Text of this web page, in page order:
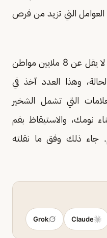
العوامل التي تزيد من فرص
وأكد الطبيب جارلي أن هناك ما لا يقل عن 8 ملايين مواطن
وهذا العدد آخذ في
التي تشمل الشخير
نومك، والاستيقاظ بفم
جاء ذلك وفق ما نقلته
Claude
Grok